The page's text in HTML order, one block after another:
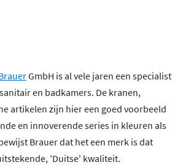
GmbH is al vele jaren een specialist
en badkamers. De kranen,
artikelen zijn hier een goed voorbeeld
en innoverende series in kleuren als
Brauer dat het een merk is dat
'Duitse' kwaliteit.